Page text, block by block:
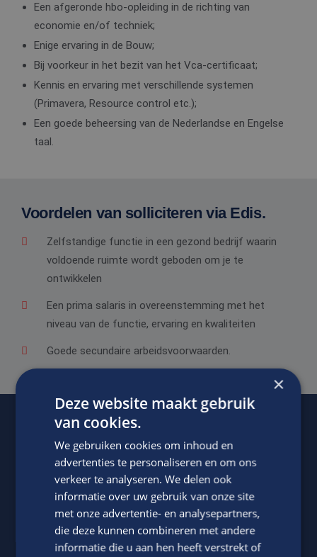
Een afgeronde hbo-opleiding in de richting van
economie en/of techniek;
Enige ervaring in de Bouw;
Bij voorkeur in het bezit van het Vca-certificaat;
Kennis en ervaring met verschillende systemen
(Primavera, Resource control etc.);
Een goede beheersing van de Nederlandse en Engelse
taal.
Voordelen van solliciteren via Edis.
Zelfstandige functie in een gezond bedrijf waarin
voldoende ruimte wordt geboden om je te
ontwikkelen
Een prima salaris in overeenstemming met het
niveau van de functie, ervaring en kwaliteiten
Goede secundaire arbeidsvoorwaarden.
Of regel hetmet Jasper.
×
Deze website maakt gebruik
van cookies.
We gebruiken cookies om inhoud en
advertenties te personaliseren en om ons
verkeer te analyseren. We delen ook
informatie over uw gebruik van onze site
met onze advertentie- en analysepartners,
die deze kunnen combineren met andere
informatie die u aan hen heeft verstrekt of